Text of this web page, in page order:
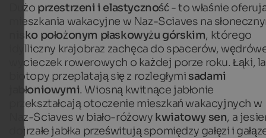
Dużo przestrzeni i elastyczność- to właśnie
mieszkania wakacyjne w Naz-Sciaves na
nisko położonym płaskowyżu górskim, którego
idylliczny krajobraz zachęca do spacerów,
wycieczek rowerowych o każdej porze roku. Łąki,
biotopy przeplatają się z rozległymi sadami
jabłoniowymi. Wiosną kwitnące jabłonie
przekształcają otoczenie mieszkań wakacyjnych w
Naz-Sciaves w biało-różowy kwiatowy sen, a
dojrzałe jabłka prześwitują spomiędzy gałęzi i